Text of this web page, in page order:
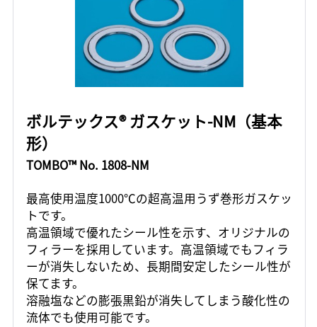
ボルテックス® ガスケット-NM（基本
形）
TOMBO™ No. 1808-NM
最高使用温度1000℃の超高温用うず巻形ガスケッ
トです。
高温領域で優れたシール性を示す、オリジナルの
フィラーを採用しています。高温領域でもフィラ
ーが消失しないため、長期間安定したシール性が
保てます。
溶融塩などの膨張黒鉛が消失してしまう酸化性の
流体でも使用可能です。